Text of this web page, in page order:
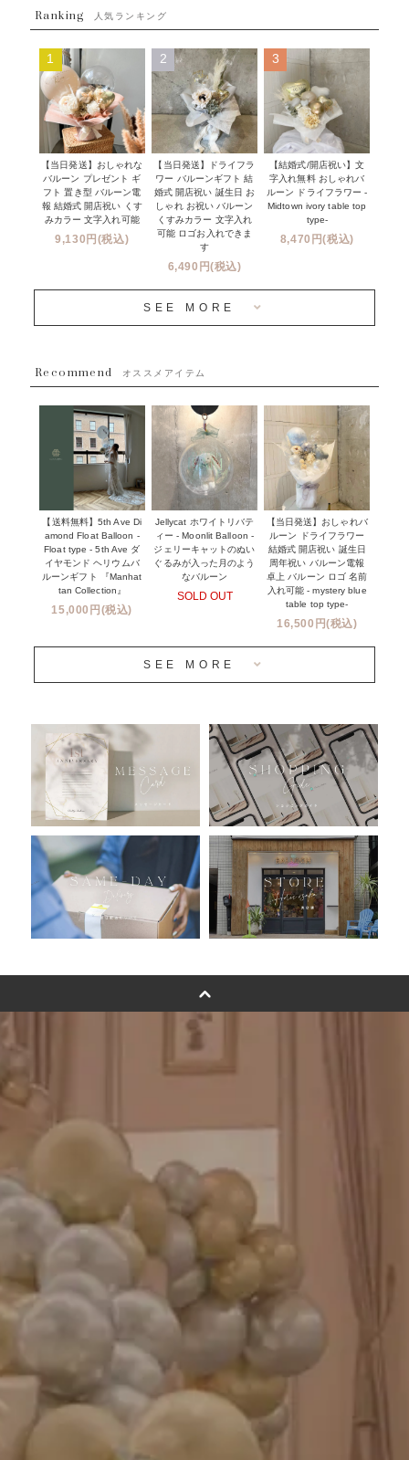
ムーンリットバルーン
コンフェッティバルーン
フリンジバルーン
デコレーションセット
プロップスバルーン
オプション
成人式・卒業式・入学式バルーンブーケ
開店・周年祝い
発表会・劇場
その他お祝い
クリスマス
新商品
~３０００円
~５５００円
１１０００円以上
NEW YORK MIND - ニューヨークスタイルバルーン
※コンフェッティバルーン -プリント内容-
発送について
Q&A
メッセージカード・電報について
オーダーメイドについて
セミオーダーについて
フリンジバルーンについて
コンフェッティバルーンについて
ハワイウェディングサービス
企業・法人様
ウェディングコンフェッティバルーン特集
実店舗について -大阪 堀江店・名古屋 星ヶ丘店・滋賀 配送
センター店・沖縄 嘉手納基地店-
プリントサービス
前撮り写真バルーン特集
姉妹店＆関連ショップについて
安心のチャビーバルーン
おすすめ商品
バルーン自動販売機
浮くバルーンオーダーメイド - coming soonn -
卓上バルーンオーダーメイド
ムーンリットバルーンについて
その他オーダーメイド
バルーンフラワーブーケについて
お知らせ
成人式バルーン特集
Ranking 人気ランキング
1
【当日発送】おしゃれな
バルーン プレゼント ギ
フト 置き型 バルーン電
報 結婚式 開店祝い くす
みカラー 文字入れ可能
9,130円(税込)
2
【当日発送】ドライフラ
ワー バルーンギフト 結
婚式 開店祝い 誕生日 お
しゃれ お祝い バルーン
くすみカラー 文字入れ
可能 ロゴお入れできま
す
6,490円(税込)
3
【結婚式/開店祝い】文
字入れ無料 おしゃれバ
ルーン ドライフラワー -
Midtown ivory table top
type-
8,470円(税込)
SEE MORE
Recommend オススメアイテム
【送料無料】5th Ave Di
amond Float Balloon -
Float type - 5th Ave ダ
イヤモンド ヘリウムバ
ルーンギフト 『Manhat
tan Collection』
15,000円(税込)
Jellycat ホワイトリバテ
ィー - Moonlit Balloon -
ジェリーキャットのぬい
ぐるみが入った月のよう
なバルーン
SOLD OUT
【当日発送】おしゃれバ
ルーン ドライフラワー
結婚式 開店祝い 誕生日
周年祝い バルーン電報
卓上 バルーン ロゴ 名前
入れ可能 - mystery blue
table top type-
16,500円(税込)
SEE MORE